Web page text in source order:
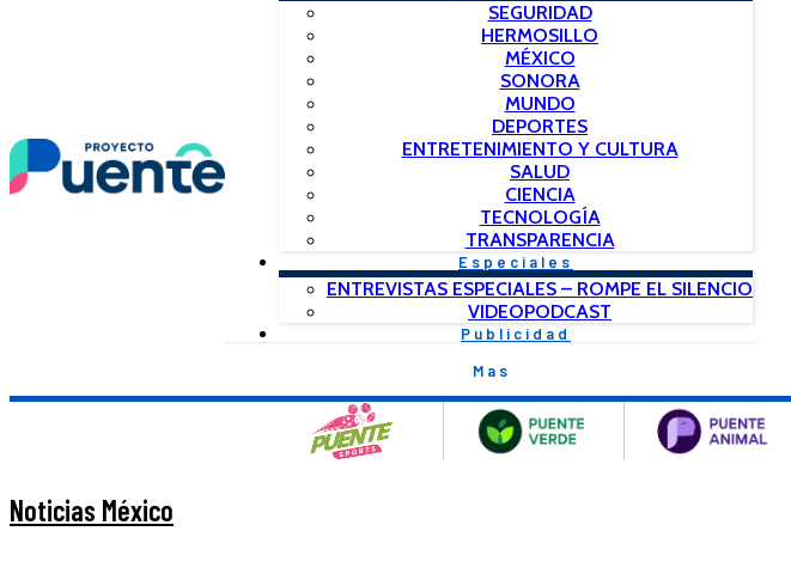
SEGURIDAD
HERMOSILLO
MÉXICO
SONORA
MUNDO
DEPORTES
ENTRETENIMIENTO Y CULTURA
SALUD
CIENCIA
TECNOLOGÍA
TRANSPARENCIA
Especiales
ENTREVISTAS ESPECIALES – ROMPE EL SILENCIO
VIDEOPODCAST
Publicidad
Mas
Noticias México